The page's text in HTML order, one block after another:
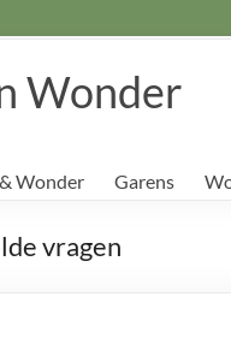
Wonder
Wonder Garens
vragen